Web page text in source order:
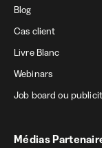
Blog
Cas client
Livre Blanc
Webinars
Job board ou
Médias